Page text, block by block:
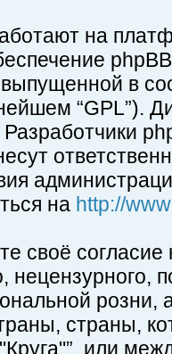
на
в
“GPL”).
Разработчики
на http://
своё
нецензурного,
страны,
или